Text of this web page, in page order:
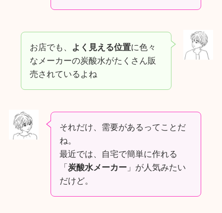
お店でも、 よく見える位置に色々
なメーカーの炭酸水がたくさん販
売されているよね
それだけ、需要があるってことだ
ね。
最近では、自宅で簡単に作れる
「 炭酸水メーカー」が人気みたい
だけど。